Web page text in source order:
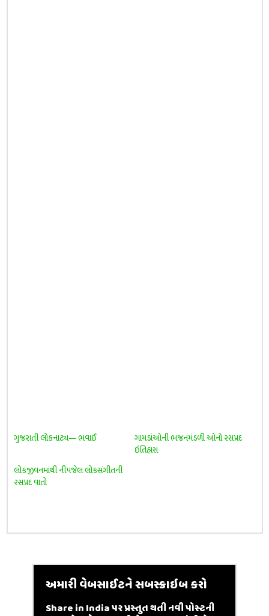
ગુજરાતી લોકનાટ્ય— ભવાઈ
ગામડાંઓની ભજનમંડળી ઓનો રસપ્રદ
ઇતિહાસ
લોકજીવનમાંથી નીપજેલ લોકસંગીતની
રસપ્રદ વાતો
અમારી વેબસાઈટને સબસ્ક્રાઇબ કરો
Share in India પર પ્રસ્તુત થતી નવી પોસ્ટની